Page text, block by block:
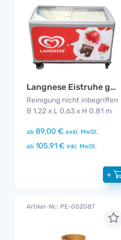
Langnese Eistruhe groß
Reinigung nicht inbegriffen
B 1,22 x L 0,63 x H 0,81 m
ab 89,00 € exkl. MwSt.
ab 105,91 € inkl. MwSt.
+
Artikel-Nr.: PE-002087